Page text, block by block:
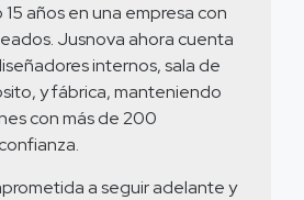
años en una empresa con
Jusnova ahora cuenta
internos, sala de
y fábrica, manteniendo
con más de 200
a seguir adelante y